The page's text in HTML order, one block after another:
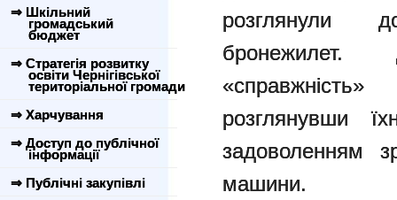
⇒ Шкільний
громадський
бюджет
⇒ Стратегія розвитку
освіти Чернігівської
територіальної громади
⇒ Харчування
⇒ Доступ до публічної
інформації
⇒ Публічні закупівлі
розглянули
бронежилет.
розглянувши
задоволенням
машини.